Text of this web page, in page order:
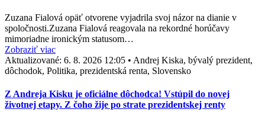
Zuzana Fialová opäť otvorene vyjadrila svoj názor na dianie v
spoločnosti.Zuzana Fialová reagovala na rekordné horúčavy
mimoriadne ironickým statusom…
Zobraziť viac
Aktualizované: 6. 8. 2026 12:05 • Andrej Kiska, bývalý prezident,
dôchodok, Politika, prezidentská renta, Slovensko
Z Andreja Kisku je oficiálne dôchodca! Vstúpil do novej
životnej etapy. Z čoho žije po strate prezidentskej renty